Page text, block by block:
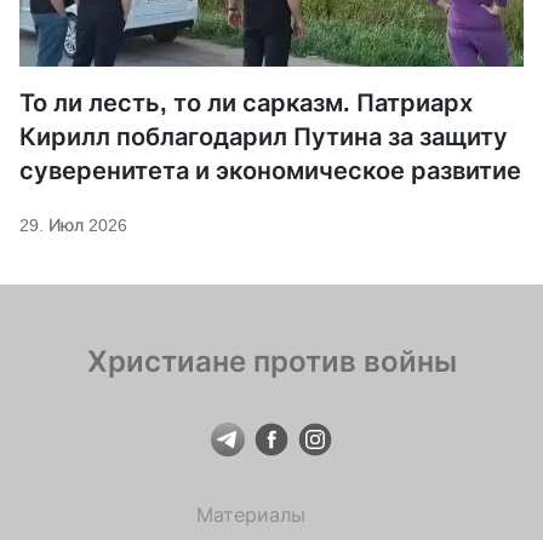
То ли лесть, то ли сарказм. Патриарх
Кирилл поблагодарил Путина за защиту
суверенитета и экономическое развитие
29. Июл 2026
Христиане против войны
Материалы